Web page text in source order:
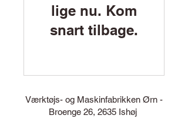
lige nu. Kom
snart tilbage.
Værktøjs- og Maskinfabrikken Ørn -
Broenge 26, 2635 Ishøj